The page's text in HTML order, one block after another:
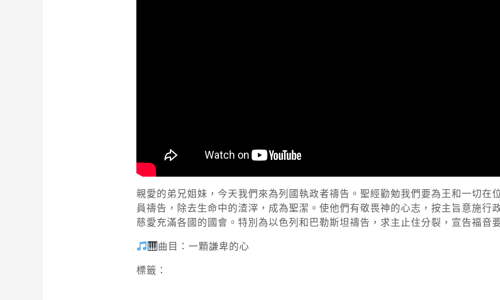
親愛的弟兄姐妹，今天我們來為列國執政者禱告。聖經勸勉我們要為王和一切在
員禱告，除去生命中的渣滓，成為聖潔。使他們有敬畏神的心志，按主旨意施行
慈愛充滿各國的國會。特別為以色列和巴勒斯坦禱告，求主止住分裂，宣告福音
曲目：一顆謙卑的心
標籤：